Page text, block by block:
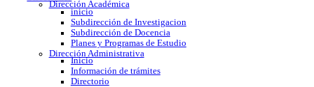
CETI por el mundo
Proyectos
Docentes
Formación docente (PROFORCOD)
Evaluación Integral Docente
Programa de formación continua
Programa de estímulos de desempeño docente